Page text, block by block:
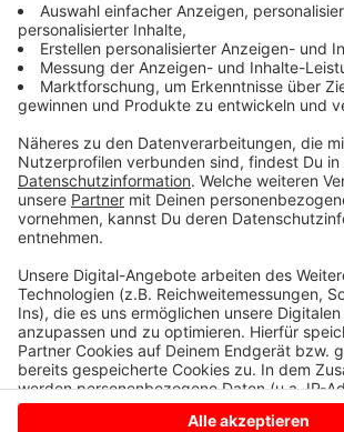
Jahre nach Vergabe, das ist das Ziel.
LKW-Fahrer, die sich auf dem
ausruhen oder übernachten, sind aber
Anlagen. Die sind seit Anfang des
sind gut, heißt es von der Autobahn
Anzeige
Anzeige